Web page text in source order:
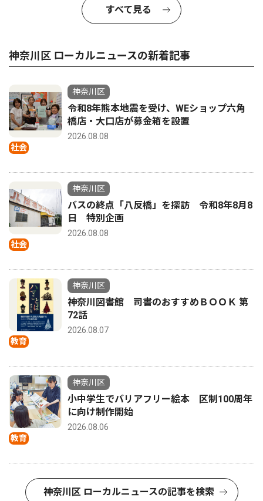
すべて見る
神奈川区 ローカルニュースの新着記事
社会
神奈川区
令和8年熊本地震を受け、WEショップ六角
橋店・大口店が募金箱を設置
2026.08.08
社会
神奈川区
バスの終点「八反橋」を探訪 令和8年8月8
日 特別企画
2026.08.08
教育
神奈川区
神奈川図書館 司書のおすすめＢＯＯＫ 第
72話
2026.08.07
教育
神奈川区
小中学生でバリアフリー絵本 区制100周年
に向け制作開始
2026.08.06
神奈川区 ローカルニュースの記事を検索